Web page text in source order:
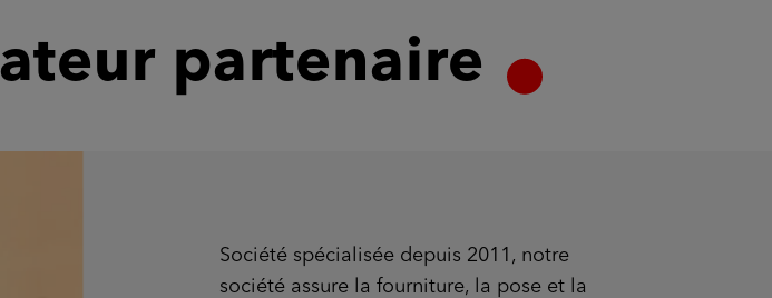
partenaire
Société spécialisée depuis 2011, notre
société assure la fourniture, la pose et la